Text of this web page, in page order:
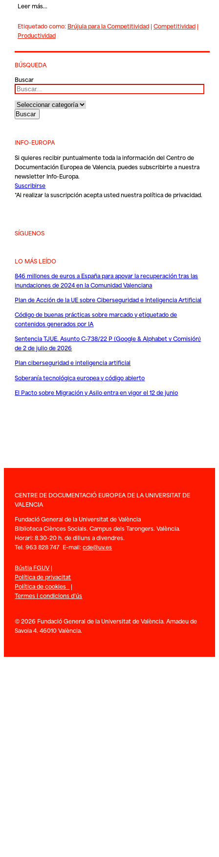
Leer más...
Etiquetado como: Brújula para la Competitividad| Competitividad|
Productividad
BÚSQUEDA
Buscar
INFO-EUROPA
Si quieres recibir puntualmente toda la información del Centro de
Documentación Europea de Valencia, puedes subscribirte a nuestra
newsletter Info-Europa.
Suscribirse
*Al realizar la suscripción acepta usted nuestrapolítica de privacidad.
SÍGUENOS
LO MÁS LEÍDO
846 millones de euros a España para apoyar la recuperación tras las
inundaciones de 2024 en la Comunidad Valenciana
Plan de Acción de la UE sobre Ciberseguridad e Inteligencia Artificial
Código de buenas prácticas sobre marcado y etiquetado de
contenidos generados por IA
Sentencia TJUE. Asunto C-738/22 P (Google & Alphabet v Comisión)
de 2 de julio de 2026
Plan ciberseguridad e inteligencia artificial
Soberanía tecnológica europea y código abierto
El Pacto sobre Migración y Asilo entra en vigor el 12 de junio
CENTRE DE DOCUMENTACIÓ EUROPEA DE LA UNIVERSITAT DE
VALENCIA
Fundació General de la Universitat de València
Biblioteca Ciènces Socials. Campus dels Tarongers. València.
Horari: 8.30-20 h. de dilluns a divendres.
Tel. 963 828 747 E-mail:cde@uv.es
Bústia FGUV|
Política de privacitat
Política de cookies |
Termes i condicions d’ús
© 2026 Fundació General de la Universitat de València. Amadeu de
Savoia 4. 46010 València.